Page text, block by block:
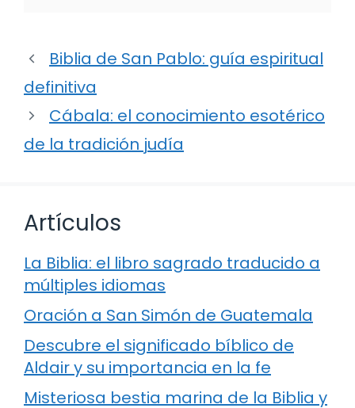
Biblia de San Pablo: guía espiritual
definitiva
Cábala: el conocimiento esotérico
de la tradición judía
Artículos
La Biblia: el libro sagrado traducido a
múltiples idiomas
Oración a San Simón de Guatemala
Descubre el significado bíblico de
Aldair y su importancia en la fe
Misteriosa bestia marina de la Biblia y